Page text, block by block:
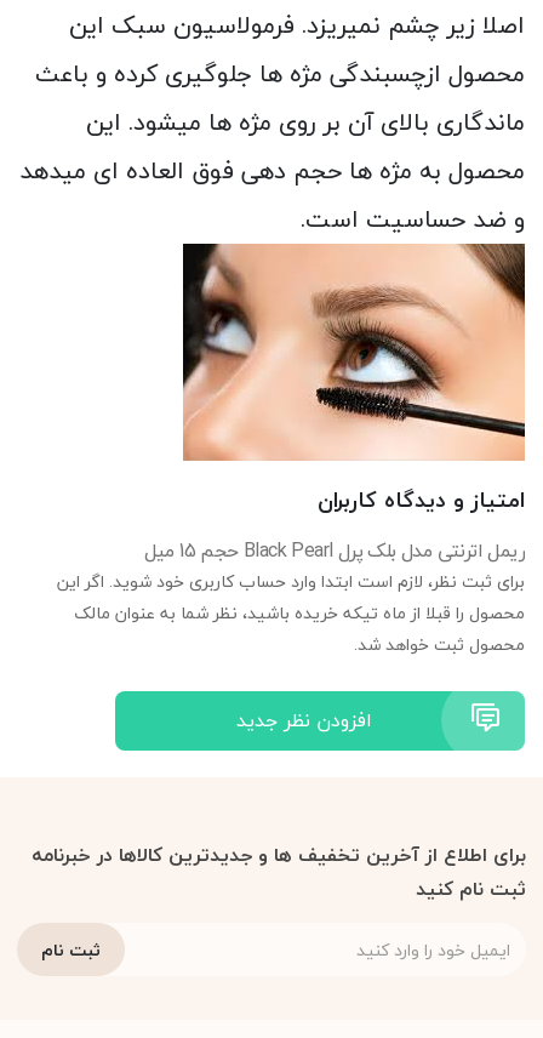
اصلا زیر چشم نمیریزد. فرمولاسیون سبک این
محصول ازچسبندگی مژه ها جلوگیری کرده و باعث
ماندگاری بالای آن بر روی مژه ها میشود. این
محصول به مژه ها حجم دهی فوق العاده ای میدهد
و ضد حساسیت است.
امتیاز و دیدگاه کاربران
ریمل اترنتی مدل بلک پرل Black Pearl حجم 15 میل
برای ثبت نظر، لازم است ابتدا وارد حساب کاربری خود شوید. اگر این
محصول را قبلا از ماه تیکه خریده باشید، نظر شما به عنوان مالک
محصول ثبت خواهد شد.
افزودن نظر جدید
برای اطلاع از آخرین تخفیف ها و جدیدترین کالاها در خبرنامه
ثبت نام کنید